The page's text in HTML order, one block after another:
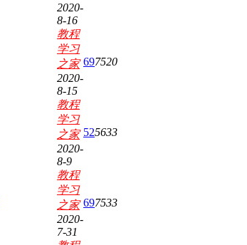
2020-
8-16
教程
学习
之家
2020-
8-15
697520
教程
学习
之家
2020-
8-9
525633
教程
学习
之家
2020-
7-31
697533